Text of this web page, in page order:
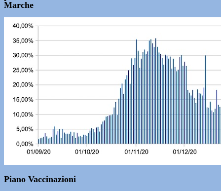
Marche
Piano Vaccinazioni